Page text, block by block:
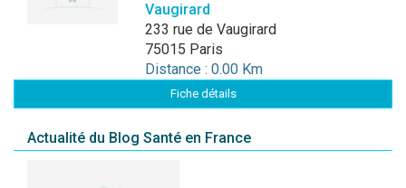
Vaugirard
233 rue de Vaugirard
75015 Paris
Distance : 0.00 Km
Fiche détails
Actualité du Blog Santé en France